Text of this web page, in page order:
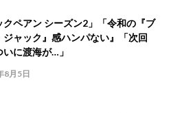
クペアン シーズン2」「令和の『ブ
ジャック』感ハンパない』「次回
に渡海が…」
8月5日